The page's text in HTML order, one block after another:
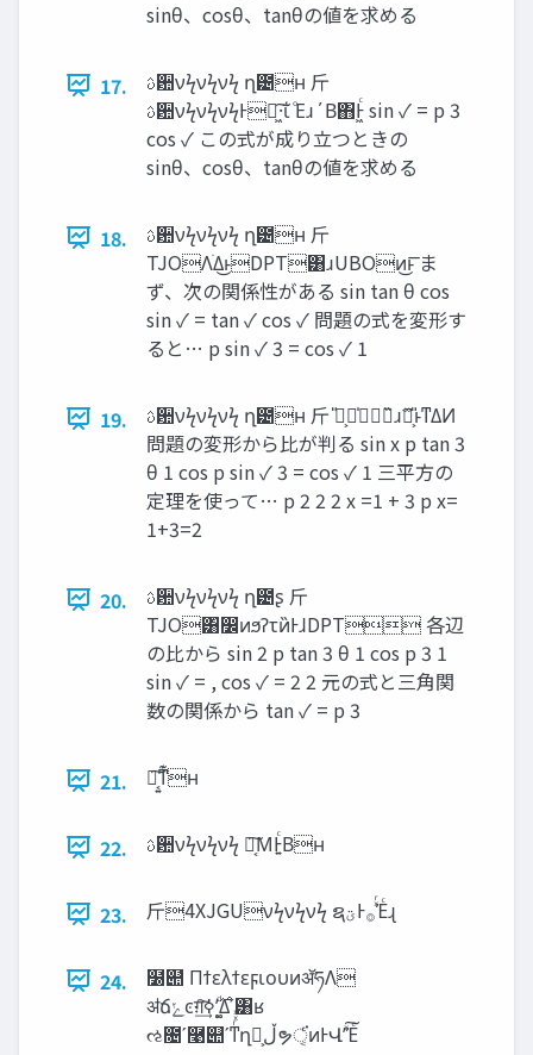
sinθ、cosθ、tanθの値を求める
17.
ࢉ਺νϟνϟνϟ ղ౴ʜ ⽄
ࢉ਺νϟνϟνϟͰղ͖·͠ΐ͏ ͦΕɹ΄Β΋͏Ͱ͖ͨ sin ✓ = p 3
cos ✓ この式が成り立つときの
sinθ、cosθ、tanθの値を求める
18.
ࢉ਺νϟνϟνϟ ղ౴ʜ ⽄
TJOΛׂΔ͜ͱDPT͸ɹUBOͷ͜ͱ͞ ま
ず、次の関係性がある sin tan θ cos
sin ✓ = tan ✓ cos ✓ 問題の式を変形す
ると… p sin ✓ 3 = cos ✓ 1
19.
ࢉ਺νϟνϟνϟ ղ౴ʜ ⽄ ̎ล͕̍㲋̏ɹࣼล͕̎ͱͳΔͶ
問題の変形から比が判る sin x p tan 3
θ 1 cos p sin ✓ 3 = cos ✓ 1 三平方の
定理を使って… p 2 2 2 x =1 + 3 p x=
1+3=2
20.
ࢉ਺νϟνϟνϟ ղ౴ʂ ⽄
TJO͸̎෼ͷϧʔτͷ̏ͰɺDPT 各辺
の比から sin 2 p tan 3 θ 1 cos p 3 1
sin ✓ = , cos ✓ = 2 2 元の式と三角関
数の関係から tan ✓ = p 3
21. ջ͔͍͠ͳ͊ʜ
22. ࢉ਺νϟνϟνϟ ջ͔͠ΜͰ͍ͨΒʜ
23. ⽄4XJGUνϟνϟνϟ ຊ‫ͯͬ࡞Ͱؾ‬Έͨɻ
24.
໰୊̍ ΠϯελϯεϝιουͷॲཧΛ
ॳճ‫ͼݺ‬ग़࣌͠ʹ͚࣮ͩߦ͢Δʹ͸ʁ
ઌ೔ʹ࿩୊ʹͳͬͯͯղ๏͕‫ڵ‬ຯਂ͔ͬͨͷͰՎʹͯ͠Έͨ